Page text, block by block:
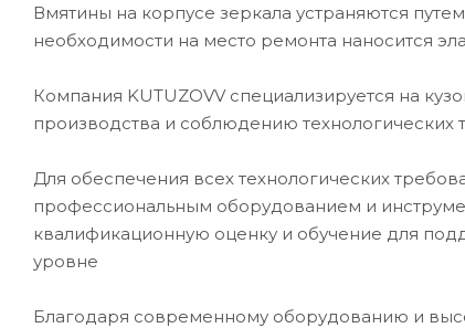
Вмятины на корпусе зеркала устраняются
необходимости на место ремонта наносится
Компания KUTUZOVV специализируется на
производства и соблюдению технологических
Для обеспечения всех технологических
профессиональным оборудованием и
квалификационную оценку и обучение для
уровне
Благодаря современному оборудованию и